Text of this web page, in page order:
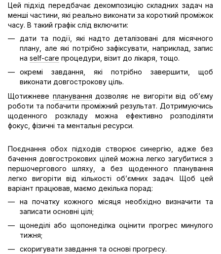
Цей підхід передбачає декомпозицію складних задач на
менші частини, які реально виконати за короткий проміжок
часу. В такий графік слід включити:
дати та події, які надто деталізовані для місячного
плану, але які потрібно зафіксувати, наприклад, запис
на self-care процедури, візит до лікаря, тощо.
окремі завдання, які потрібно завершити, щоб
виконати довгострокову ціль.
Щотижневе планування дозволяє не вигоріти від об’єму
роботи та побачити проміжний результат. Дотримуючись
щоденного розкладу можна ефективно розподіляти
фокус, фізичні та ментальні ресурси.
Поєднання обох підходів створює синергію, адже без
бачення довгострокових цілей можна легко загубитися з
першочергового шляху, а без щоденного планування
легко вигоріти від кількості об’ємних задач. Щоб цей
варіант працював, маємо декілька порад:
на початку кожного місяця необхідно визначити та
записати основні цілі;
щонеділі або щопонеділка оцінити прогрес минулого
тижня;
скоригувати завдання та основі прогресу.